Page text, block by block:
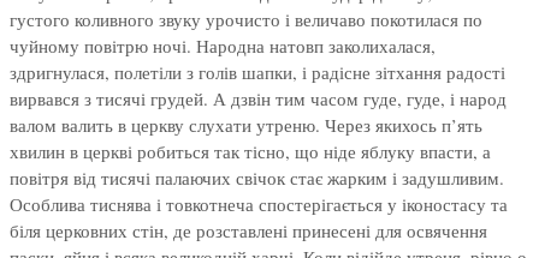
густого коливного звуку урочисто і величаво покотилася по
чуйному повітрю ночі. Народна натовп заколихалася,
здригнулася, полетіли з голів шапки, і радісне зітхання радості
вирвався з тисячі грудей. А дзвін тим часом гуде, гуде, і народ
валом валить в церкву слухати утреню. Через якихось п’ять
хвилин в церкві робиться так тісно, що ніде яблуку впасти, а
повітря від тисячі палаючих свічок стає жарким і задушливим.
Особлива тиснява і товкотнеча спостерігається у іконостасу та
біля церковних стін, де розставлені принесені для освячення